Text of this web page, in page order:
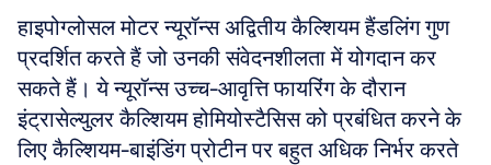
हाइपोग्लोसल मोटर न्यूरॉन्स अद्वितीय कैल्शियम हैंडलिंग गुण
प्रदर्शित करते हैं जो उनकी संवेदनशीलता में योगदान कर
सकते हैं। ये न्यूरॉन्स उच्च-आवृत्ति फायरिंग के दौरान
इंट्रासेल्युलर कैल्शियम होमियोस्टैसिस को प्रबंधित करने के
लिए कैल्शियम-बाइंडिंग प्रोटीन पर बहुत अधिक निर्भर करते